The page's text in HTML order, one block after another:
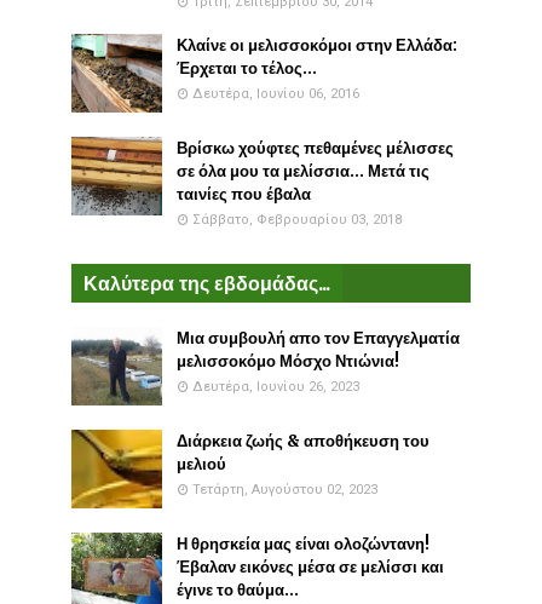
Κλαίνε οι μελισσοκόμοι στην Ελλάδα:
Έρχεται το τέλος...
Δευτέρα, Ιουνίου 06, 2016
Βρίσκω χούφτες πεθαμένες μέλισσες
σε όλα μου τα μελίσσια... Μετά τις
ταινίες που έβαλα
Σάββατο, Φεβρουαρίου 03, 2018
Καλύτερα της εβδομάδας...
Μια συμβουλή απο τον Επαγγελματία
μελισσοκόμο Μόσχο Ντιώνια!
Δευτέρα, Ιουνίου 26, 2023
Διάρκεια ζωής & αποθήκευση του
μελιού
Τετάρτη, Αυγούστου 02, 2023
Η θρησκεία μας είναι ολοζώντανη!
Έβαλαν εικόνες μέσα σε μελίσσι και
έγινε το θαύμα...